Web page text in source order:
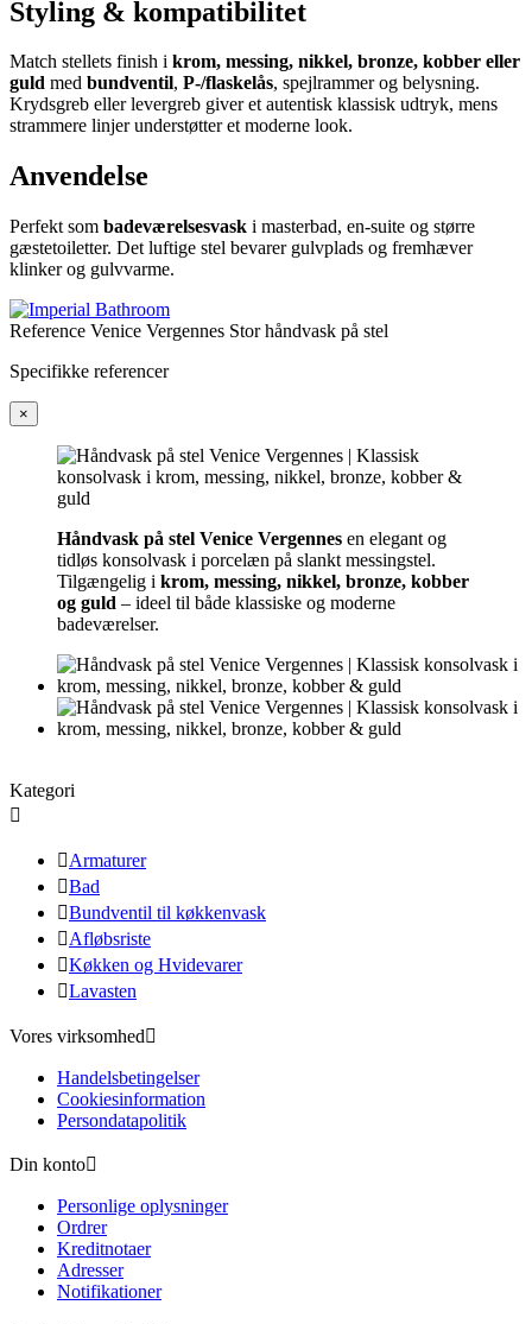
Styling & kompatibilitet
Match stellets finish i krom, messing, nikkel, bronze, kobber eller
guld med bundventil, P-/flaskelås, spejlrammer og belysning.
Krydsgreb eller levergreb giver et autentisk klassisk udtryk, mens
strammere linjer understøtter et moderne look.
Anvendelse
Perfekt som badeværelsesvask i masterbad, en-suite og større
gæstetoiletter. Det luftige stel bevarer gulvplads og fremhæver
klinker og gulvvarme.
Reference Venice Vergennes Stor håndvask på stel
Specifikke referencer
×
Håndvask på stel Venice Vergennes en elegant og
tidløs konsolvask i porcelæn på slankt messingstel.
Tilgængelig i krom, messing, nikkel, bronze, kobber
og guld – ideel til både klassiske og moderne
badeværelser.
Kategori

Armaturer
Bad
Bundventil til køkkenvask
Afløbsriste
Køkken og Hvidevarer
Lavasten
Vores virksomhed
Handelsbetingelser
Cookiesinformation
Persondatapolitik
Din konto
Personlige oplysninger
Ordrer
Kreditnotaer
Adresser
Notifikationer